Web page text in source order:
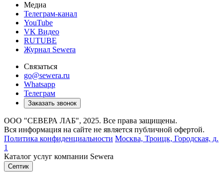
Медиа
Телеграм-канал
YouTube
VK Видео
RUTUBE
Журнал Sewera
Связаться
go@sewera.ru
Whatsapp
Телеграм
Заказать звонок
ООО "СЕВЕРА ЛАБ", 2025. Все права защищены.
Вся информация на сайте не является публичной офертой.
Политика конфиденциальности Москва, Троицк, Городская, д.
1
Каталог услуг компании Sewera
Септик